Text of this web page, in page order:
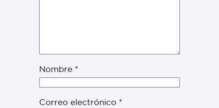
Nombre *
Correo electrónico *